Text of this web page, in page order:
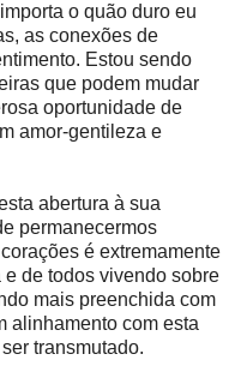
o quão duro eu
as conexões de
Estou sendo
que podem mudar
oportunidade de
amor-gentileza e
abertura à sua
permanecermos
é extremamente
e de todos vivendo sobre
mais preenchida com
alinhamento com esta
transmutado.